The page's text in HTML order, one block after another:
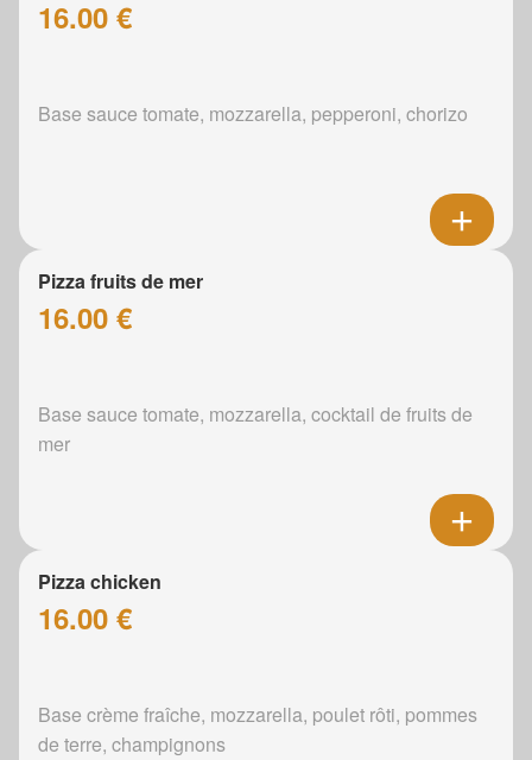
16.00 €
Base sauce tomate, mozzarella, pepperoni, chorizo
Pizza fruits de mer
16.00 €
Base sauce tomate, mozzarella, cocktail de fruits de
mer
Pizza chicken
16.00 €
Base crème fraîche, mozzarella, poulet rôti, pommes
de terre, champignons